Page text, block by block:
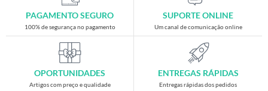
Gaming
Acessórios gaming
Cadeiras gaming
Merchandising
PAGAMENTO SEGURO
100% de segurança no pagamento
SUPORTE ONLINE
Um canal de comunicação online
OPORTUNIDADES
Artigos com preço e qualidade
ENTREGAS RÁPIDAS
Entregas rápidas dos pedidos